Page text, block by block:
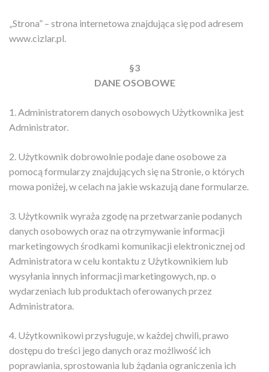
„Strona” – strona internetowa znajdująca się pod adresem
www.cizlar.pl.
§3
DANE OSOBOWE
1. Administratorem danych osobowych Użytkownika jest
Administrator.
2. Użytkownik dobrowolnie podaje dane osobowe za
pomocą formularzy znajdujących się na Stronie, o których
mowa poniżej, w celach na jakie wskazują dane formularze.
3. Użytkownik wyraża zgodę na przetwarzanie podanych
danych osobowych oraz na otrzymywanie informacji
marketingowych środkami komunikacji elektronicznej od
Administratora w celu kontaktu z Użytkownikiem lub
wysyłania innych informacji marketingowych, np. o
wydarzeniach lub produktach oferowanych przez
Administratora.
4. Użytkownikowi przysługuje, w każdej chwili, prawo
dostępu do treści jego danych oraz możliwość ich
poprawiania, sprostowania lub żądania ograniczenia ich